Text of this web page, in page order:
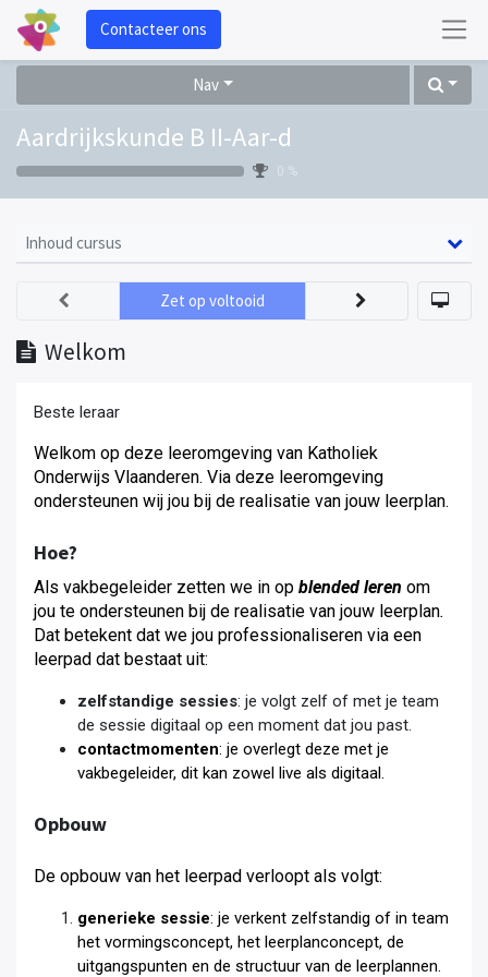
Contacteer ons
Nav
Aardrijkskunde B II-Aar-d
0 %
Inhoud cursus
Welkom
Zet op voltooid
Beste leraar
Welkom op deze leeromgeving van Katholiek
Onderwijs Vlaanderen. Via deze leeromgeving
ondersteunen wij jou bij de realisatie van jouw leerplan.
Hoe?
Als vakbegeleider zetten we in op blended leren om
jou te ondersteunen bij de realisatie van jouw leerplan.
Dat betekent dat we jou professionaliseren via een
leerpad dat bestaat uit:
zelfstandige sessies: je volgt zelf of met je team
de sessie digitaal op een moment dat jou past.
contactmomenten: je overlegt deze met je
vakbegeleider, dit kan zowel live als digitaal.
Opbouw
De opbouw van het leerpad verloopt als volgt:
generieke sessie: je verkent zelfstandig of in team
het vormingsconcept, het leerplanconcept, de
uitgangspunten en de structuur van de leerplannen.